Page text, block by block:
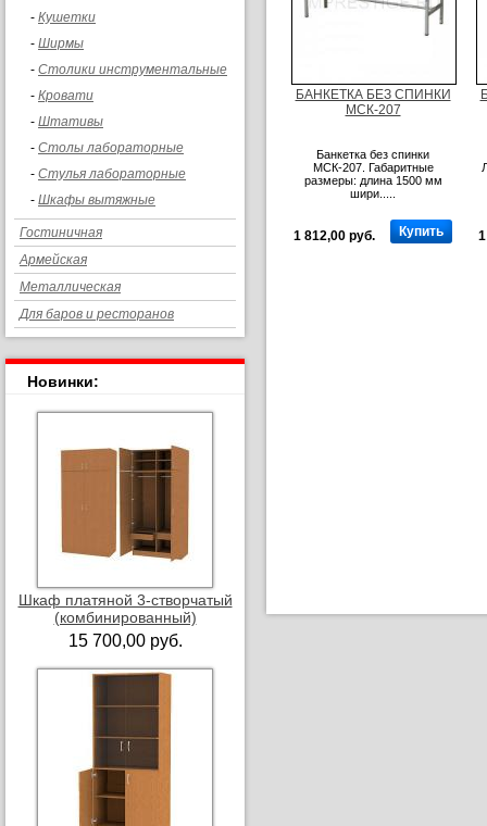
- Кушетки
- Ширмы
- Столики инструментальные
- Кровати
- Штативы
- Столы лабораторные
- Стулья лабораторные
- Шкафы вытяжные
Гостиничная
Армейская
Металлическая
Для баров и ресторанов
Новинки:
Шкаф платяной 3-створчатый
(комбинированный)
15 700,00 руб.
БАНКЕТКА БЕЗ СПИНКИ
МСК-207
Банкетка без спинки
МСК-207. Габаритные
размеры: длина 1500 мм
шири.....
1 812,00 руб. Купить